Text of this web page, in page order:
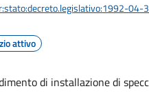
04-
attivo
di installazione di